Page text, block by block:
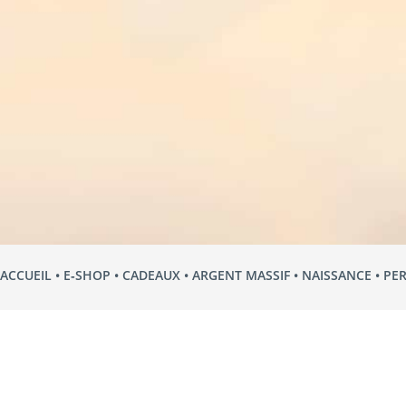
ACCUEIL • E‑SHOP • CADEAUX • ARGENT MASSIF • NAISSANCE •